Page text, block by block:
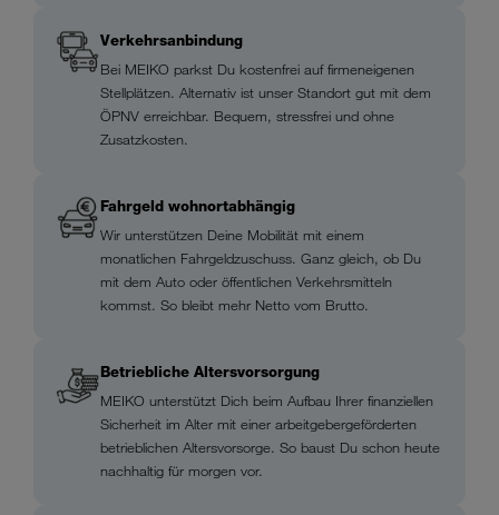
Verkehrsanbindung
Bei MEIKO parkst Du kostenfrei auf firmeneigenen
Stellplätzen. Alternativ ist unser Standort gut mit dem
ÖPNV erreichbar. Bequem, stressfrei und ohne
Zusatzkosten.
Fahrgeld wohnortabhängig
Wir unterstützen Deine Mobilität mit einem
monatlichen Fahrgeldzuschuss. Ganz gleich, ob Du
mit dem Auto oder öffentlichen Verkehrsmitteln
kommst. So bleibt mehr Netto vom Brutto.
Betriebliche Altersvorsorgung
MEIKO unterstützt Dich beim Aufbau Ihrer finanziellen
Sicherheit im Alter mit einer arbeitgebergeförderten
betrieblichen Altersvorsorge. So baust Du schon heute
nachhaltig für morgen vor.